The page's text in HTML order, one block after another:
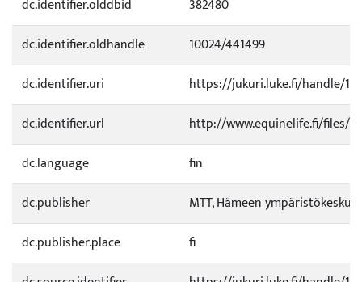
dc.identifier.olddbid
382480
dc.identifier.oldhandle
10024/441499
dc.identifier.uri
https://jukuri.luke.fi/handle/
dc.identifier.url
http://www.equinelife.fi/files/
dc.language
fin
dc.publisher
MTT, Hämeen
dc.publisher.place
fi